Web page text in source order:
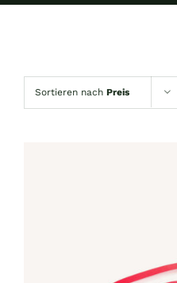
Sortieren nach Preis